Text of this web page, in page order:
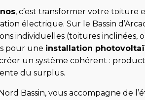
, c’est transformer votre toiture
électrique. Sur le Bassin
individuelles (toitures inclinées,
pour une installation
un système cohérent :
du surplus.
Bassin, vous accompagne de